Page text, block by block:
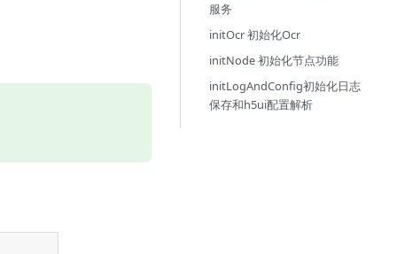
服务
initOcr 初始化Ocr
initNode 初始化节点功能
initLogAndConfig初始化日志
保存和h5ui配置解析